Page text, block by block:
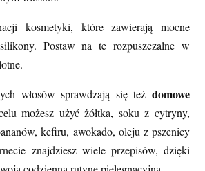
kosmetyki, które zawierają mocne
Postaw na te rozpuszczalne w
włosów sprawdzają się też domowe
możesz użyć żółtka, soku z cytryny,
kefiru, awokado, oleju z pszenicy
znajdziesz wiele przepisów, dzięki